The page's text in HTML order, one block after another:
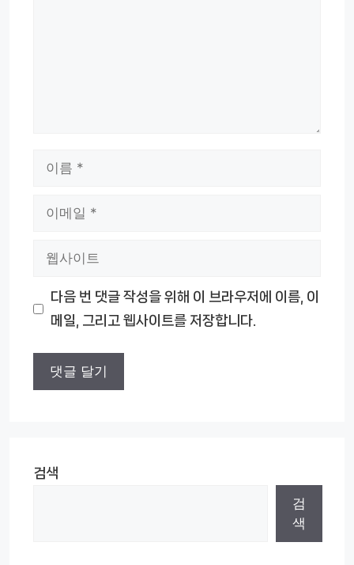
다음 번 댓글 작성을 위해 이 브라우저에 이름, 이
메일, 그리고 웹사이트를 저장합니다.
검색
검
색